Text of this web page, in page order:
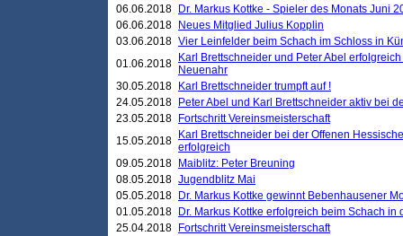
06.06.2018
Dr. Markus Kottke - Spieler des Monats Juni
06.06.2018
Neues Mitglied Julius Kopplin
03.06.2018 Vier Leinfelder beim Schach im Schloss in
01.06.2018
Karl Brettschneider und Peter Abel
Neuenahr
30.05.2018
Karl Brettschneider trumpft auf !
24.05.2018
Peter Abel und Karl Brettschneider aktiv bei
23.05.2018
Fortschritt Vereinsmeisterschaft
15.05.2018
Karl Brettschneider bei der Offenen
erfolgreich
09.05.2018
Maiblitz: Peter Breuning
08.05.2018 Jugendblitz Mai
05.05.2018
Dr. Markus Kottke gewinnt Bebenhausener
01.05.2018
Dr. Markus Kottke erfolgreich beim Schach
25.04.2018
Fortschritt Vereinsmeisterschaft